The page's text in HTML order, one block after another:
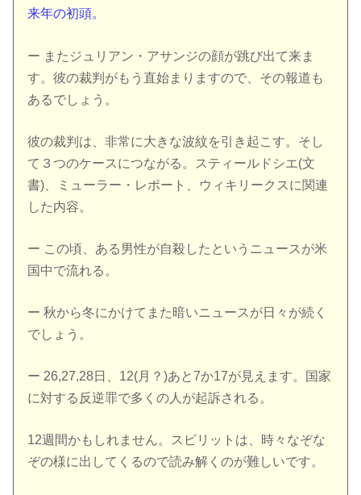
来年の初頭。
ー またジュリアン・アサンジの顔が跳び出て来ま
す。彼の裁判がもう直始まりますので、その報道も
あるでしょう。
彼の裁判は、非常に大きな波紋を引き起こす。そし
て３つのケースにつながる。スティールドシエ(文
書)、ミューラー・レポート、ウィキリークスに関連
した内容。
ー この頃、ある男性が自殺したというニュースが米
国中で流れる。
ー 秋から冬にかけてまた暗いニュースが日々が続く
でしょう。
ー 26,27,28日、12(月？)あと7か17が見えます。国家
に対する反逆罪で多くの人が起訴される。
12週間かもしれません。スピリットは、時々なぞな
ぞの様に出してくるので読み解くのが難しいです。